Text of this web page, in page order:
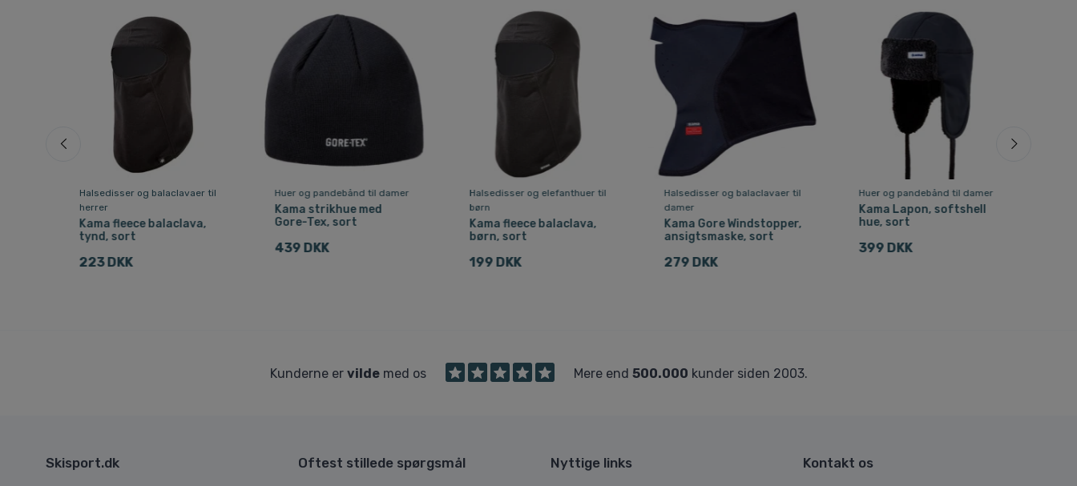
Halsedisser og balaclavaer til
herrer
Kama fleece balaclava,
tynd, sort
223 DKK
Huer og pandebånd til damer
Kama strikhue med
Gore-Tex, sort
439 DKK
Halsedisser og elefanthuer til
børn
Kama fleece balaclava,
børn, sort
199 DKK
Halsedisser og balaclavaer til
damer
Kama Gore Windstopper,
ansigtsmaske, sort
279 DKK
Huer og pandebånd til damer
Kama Lapon, softshell
hue, sort
399 DKK
Kunderne er vildemed os Mere end 500.000 kunder siden 2003.
Skisport.dk Oftest stillede spørgsmål Nyttige links Kontakt os